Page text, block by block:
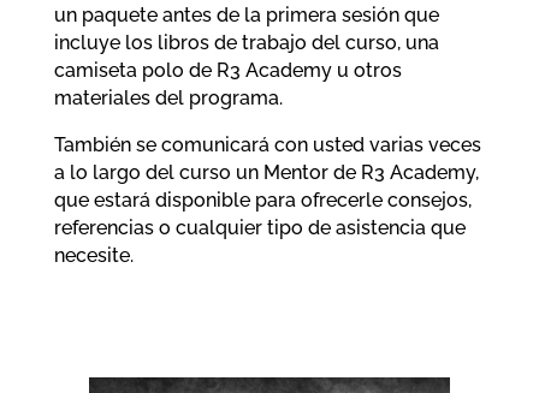
un paquete antes de la primera sesión que
incluye los libros de trabajo del curso, una
camiseta polo de R3 Academy u otros
materiales del programa.
También se comunicará con usted varias veces
a lo largo del curso un Mentor de R3 Academy,
que estará disponible para ofrecerle consejos,
referencias o cualquier tipo de asistencia que
necesite.